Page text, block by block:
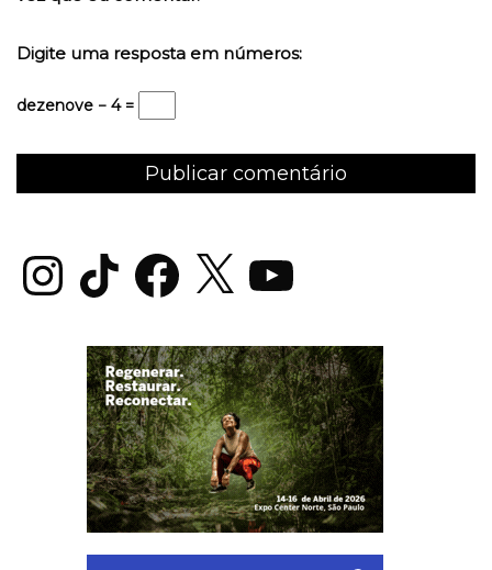
Digite uma resposta em números:
dezenove − 4 =
InstagramTikTok Facebook
X YouTube